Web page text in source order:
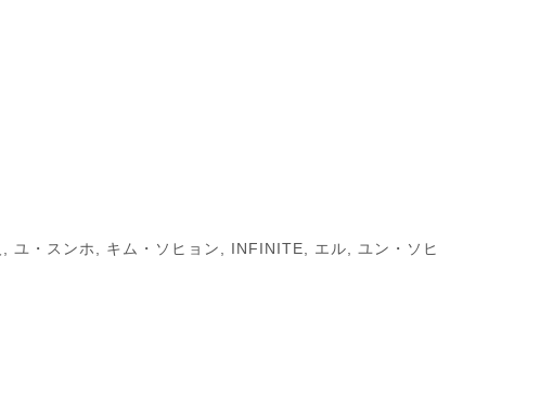
ユ・スンホ キム・ソヒョン INFINITE エル ユン・ソヒ